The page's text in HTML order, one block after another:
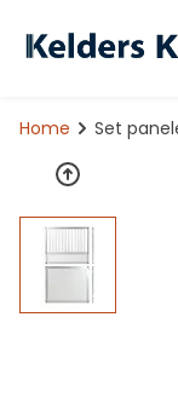
Home Set